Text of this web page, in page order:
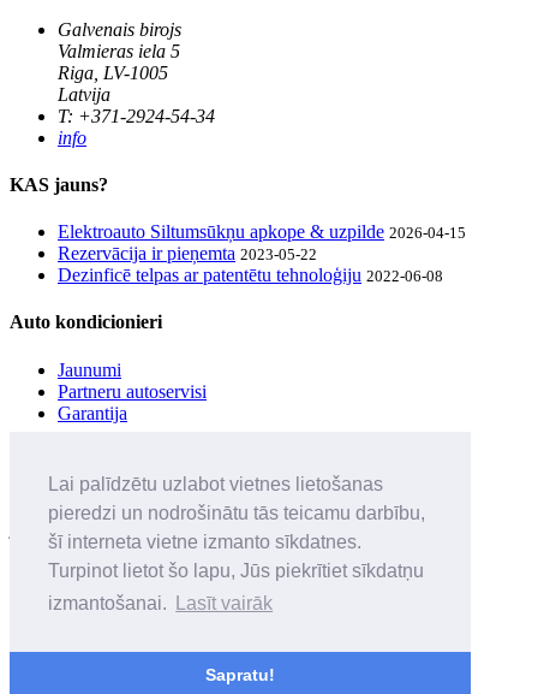
Lai palīdzētu uzlabot vietnes lietošanas
pieredzi un nodrošinātu tās teicamu darbību,
šī interneta vietne izmanto sīkdatnes.
Turpinot lietot šo lapu, Jūs piekrītiet sīkdatņu
izmantošanai.
Lasīt vairāk
Sapratu!
Galvenais birojs
Valmieras iela 5
Riga, LV-1005
Latvija
T: +371-2924-54-34
info
KAS jauns?
Elektroauto Siltumsūkņu apkope & uzpilde 2026-04-15
Rezervācija ir pieņemta 2023-05-22
Dezinficē telpas ar patentētu tehnoloģiju 2022-06-08
Auto kondicionieri
Jaunumi
Partneru autoservisi
Garantija
Seko mūsu sociālo tīklu ierakstiem un iegūsti informāciju par
jaunumiem & balvām
Privātuma politika
Noteikumi
•
© 2026 All Rights Reserved, GVIDIS